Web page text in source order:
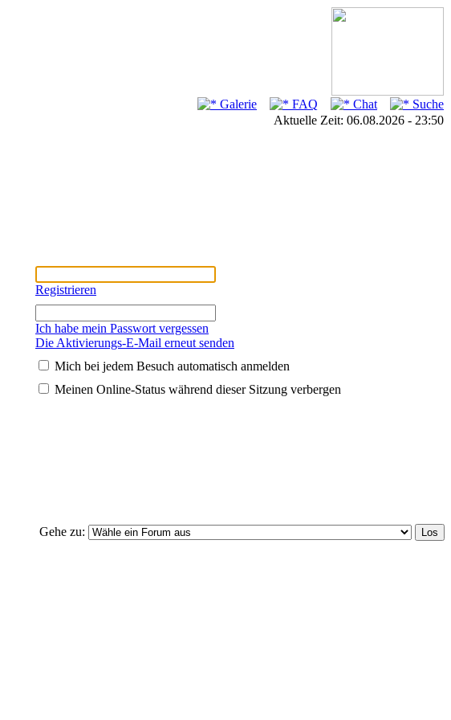
Galerie FAQ Chat
Suche
Aktuelle Zeit: 06.08.2026 - 23:50
Registrieren
Ich habe mein Passwort vergessen
Die Aktivierungs-E-Mail erneut senden
Mich bei jedem Besuch automatisch anmelden
Meinen Online-Status während dieser Sitzung verbergen
Gehe zu: